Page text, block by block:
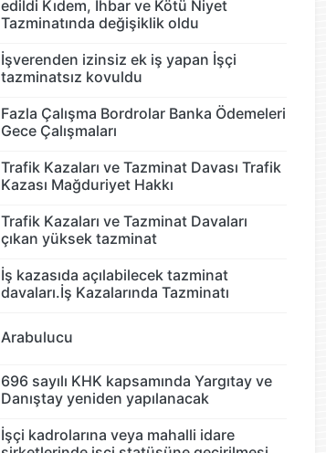
edildi Kıdem, İhbar ve Kötü Niyet
Tazminatında değişiklik oldu
İşverenden izinsiz ek iş yapan İşçi
tazminatsız kovuldu
Fazla Çalışma Bordrolar Banka Ödemeleri
Gece Çalışmaları
Trafik Kazaları ve Tazminat Davası Trafik
Kazası Mağduriyet Hakkı
Trafik Kazaları ve Tazminat Davaları
çıkan yüksek tazminat
İş kazasıda açılabilecek tazminat
davaları.İş Kazalarında Tazminatı
Arabulucu
696 sayılı KHK kapsamında Yargıtay ve
Danıştay yeniden yapılanacak
İşçi kadrolarına veya mahalli idare